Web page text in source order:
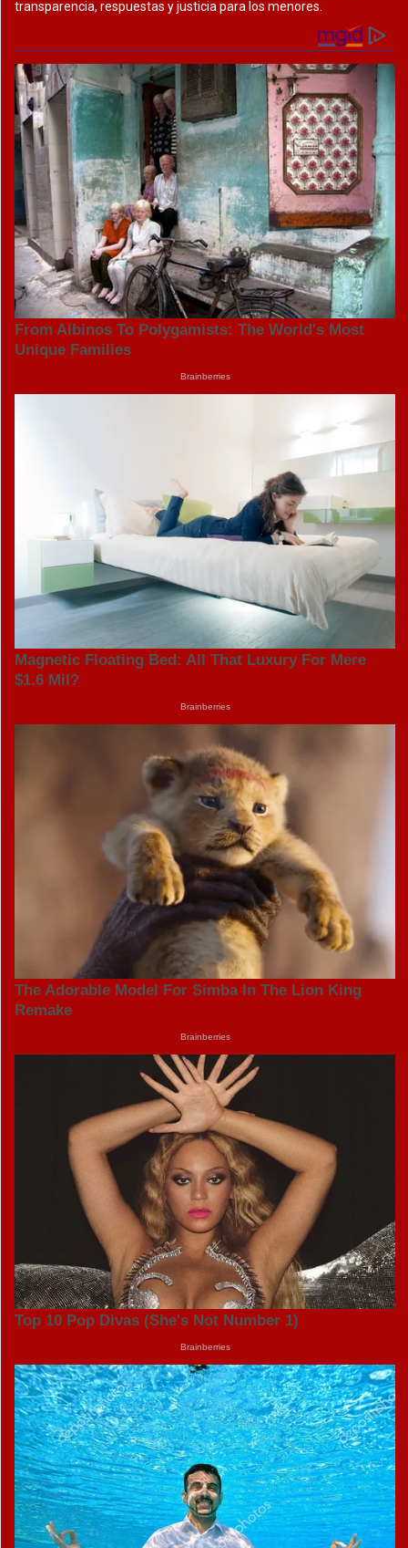
transparencia, respuestas y justicia para los menores.